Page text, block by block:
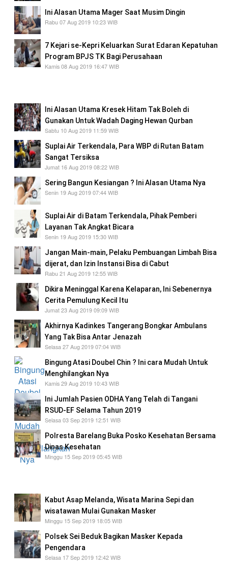
Ini Alasan Utama Mager Saat Musim Dingin
Rabu 07 Aug 2019 10:23 WIB
7 Kejari se-Kepri Keluarkan Surat Edaran Kepatuhan
Program BPJS TK Bagi Perusahaan
Kamis 08 Aug 2019 16:47 WIB
Ini Alasan Utama Kresek Hitam Tak Boleh di
Gunakan Untuk Wadah Daging Hewan Qurban
Sabtu 10 Aug 2019 11:59 WIB
Suplai Air Terkendala, Para WBP di Rutan Batam
Sangat Tersiksa
Jumat 16 Aug 2019 08:22 WIB
Sering Bangun Kesiangan ? Ini Alasan Utama Nya
Senin 19 Aug 2019 07:44 WIB
Suplai Air di Batam Terkendala, Pihak Pemberi
Layanan Tak Angkat Bicara
Senin 19 Aug 2019 15:30 WIB
Jangan Main-main, Pelaku Pembuangan Limbah Bisa
dijerat, dan Izin Instansi Bisa di Cabut
Rabu 21 Aug 2019 12:55 WIB
Dikira Meninggal Karena Kelaparan, Ini Sebenernya
Cerita Pemulung Kecil Itu
Jumat 23 Aug 2019 09:09 WIB
Akhirnya Kadinkes Tangerang Bongkar Ambulans
Yang Tak Bisa Antar Jenazah
Selasa 27 Aug 2019 07:04 WIB
Bingung Atasi Doubel Chin ? Ini cara Mudah Untuk
Menghilangkan Nya
Kamis 29 Aug 2019 10:43 WIB
Ini Jumlah Pasien ODHA Yang Telah di Tangani
RSUD-EF Selama Tahun 2019
Selasa 03 Sep 2019 12:51 WIB
Polresta Barelang Buka Posko Kesehatan Bersama
Dinas Kesehatan
Minggu 15 Sep 2019 05:45 WIB
Kabut Asap Melanda, Wisata Marina Sepi dan
wisatawan Mulai Gunakan Masker
Minggu 15 Sep 2019 18:05 WIB
Polsek Sei Beduk Bagikan Masker Kepada
Pengendara
Selasa 17 Sep 2019 12:42 WIB